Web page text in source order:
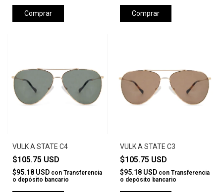
Comprar Comprar
VULK A STATE C4
$105.75 USD
$95.18 USD con Transferencia
o depósito bancario
VULK A STATE C3
$105.75 USD
$95.18 USD con Transferencia
o depósito bancario